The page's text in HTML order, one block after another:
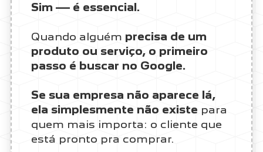
Sim — é essencial.
Quando alguém precisa de um
produto ou serviço, o primeiro
passo é buscar no Google.
Se sua empresa não aparece lá,
ela simplesmente não existe para
quem mais importa: o cliente que
está pronto pra comprar.